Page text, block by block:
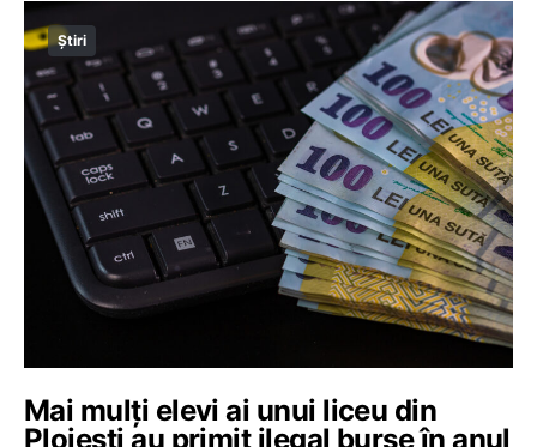
Știri
Mai mulți elevi ai unui liceu din
Ploiești au primit ilegal burse în anul